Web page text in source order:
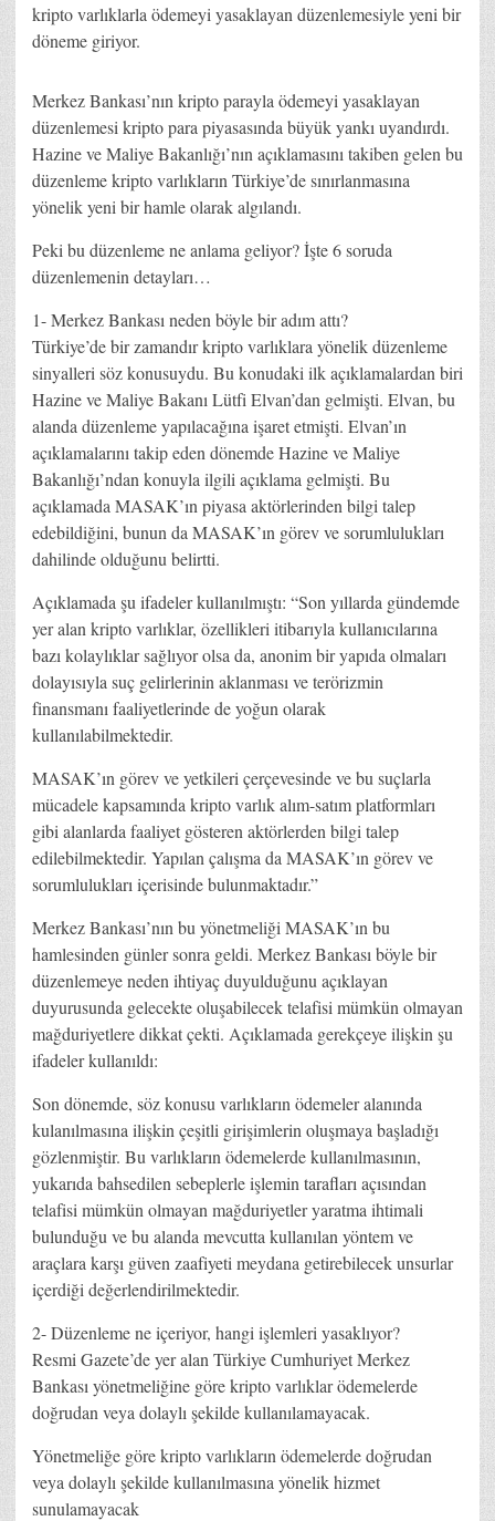
kripto varlıklarla ödemeyi yasaklayan düzenlemesiyle yeni bir
döneme giriyor.
Merkez Bankası’nın kripto parayla ödemeyi yasaklayan
düzenlemesi kripto para piyasasında büyük yankı uyandırdı.
Hazine ve Maliye Bakanlığı’nın açıklamasını takiben gelen bu
düzenleme kripto varlıkların Türkiye’de sınırlanmasına
yönelik yeni bir hamle olarak algılandı.
Peki bu düzenleme ne anlama geliyor? İşte 6 soruda
düzenlemenin detayları…
1- Merkez Bankası neden böyle bir adım attı?
Türkiye’de bir zamandır kripto varlıklara yönelik düzenleme
sinyalleri söz konusuydu. Bu konudaki ilk açıklamalardan biri
Hazine ve Maliye Bakanı Lütfi Elvan’dan gelmişti. Elvan, bu
alanda düzenleme yapılacağına işaret etmişti. Elvan’ın
açıklamalarını takip eden dönemde Hazine ve Maliye
Bakanlığı’ndan konuyla ilgili açıklama gelmişti. Bu
açıklamada MASAK’ın piyasa aktörlerinden bilgi talep
edebildiğini, bunun da MASAK’ın görev ve sorumlulukları
dahilinde olduğunu belirtti.
Açıklamada şu ifadeler kullanılmıştı: “Son yıllarda gündemde
yer alan kripto varlıklar, özellikleri itibarıyla kullanıcılarına
bazı kolaylıklar sağlıyor olsa da, anonim bir yapıda olmaları
dolayısıyla suç gelirlerinin aklanması ve terörizmin
finansmanı faaliyetlerinde de yoğun olarak
kullanılabilmektedir.
MASAK’ın görev ve yetkileri çerçevesinde ve bu suçlarla
mücadele kapsamında kripto varlık alım-satım platformları
gibi alanlarda faaliyet gösteren aktörlerden bilgi talep
edilebilmektedir. Yapılan çalışma da MASAK’ın görev ve
sorumlulukları içerisinde bulunmaktadır.”
Merkez Bankası’nın bu yönetmeliği MASAK’ın bu
hamlesinden günler sonra geldi. Merkez Bankası böyle bir
düzenlemeye neden ihtiyaç duyulduğunu açıklayan
duyurusunda gelecekte oluşabilecek telafisi mümkün olmayan
mağduriyetlere dikkat çekti. Açıklamada gerekçeye ilişkin şu
ifadeler kullanıldı:
Son dönemde, söz konusu varlıkların ödemeler alanında
kulanılmasına ilişkin çeşitli girişimlerin oluşmaya başladığı
gözlenmiştir. Bu varlıkların ödemelerde kullanılmasının,
yukarıda bahsedilen sebeplerle işlemin tarafları açısından
telafisi mümkün olmayan mağduriyetler yaratma ihtimali
bulunduğu ve bu alanda mevcutta kullanılan yöntem ve
araçlara karşı güven zaafiyeti meydana getirebilecek unsurlar
içerdiği değerlendirilmektedir.
2- Düzenleme ne içeriyor, hangi işlemleri yasaklıyor?
Resmi Gazete’de yer alan Türkiye Cumhuriyet Merkez
Bankası yönetmeliğine göre kripto varlıklar ödemelerde
doğrudan veya dolaylı şekilde kullanılamayacak.
Yönetmeliğe göre kripto varlıkların ödemelerde doğrudan
veya dolaylı şekilde kullanılmasına yönelik hizmet
sunulamayacak